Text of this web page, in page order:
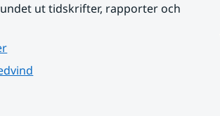
ut tidskrifter, rapporter och